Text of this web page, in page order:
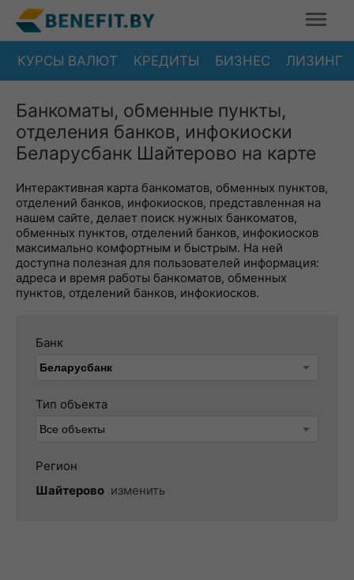
КУРСЫ ВАЛЮТ КРЕДИТЫ БИЗНЕС ЛИЗИНГ
Банкоматы, обменные пункты,
отделения банков, инфокиоски
Беларусбанк Шайтерово на карте
Интерактивная карта банкоматов, обменных пунктов,
отделений банков, инфокиосков, представленная на
нашем сайте, делает поиск нужных банкоматов,
обменных пунктов, отделений банков, инфокиосков
максимально комфортным и быстрым. На ней
доступна полезная для пользователей информация:
адреса и время работы банкоматов, обменных
пунктов, отделений банков, инфокиосков.
Банк
Тип объекта
Регион
Шайтерово изменить